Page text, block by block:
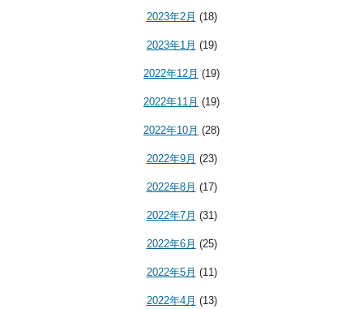
2023年2月 (18)
2023年1月 (19)
2022年12月 (19)
2022年11月 (19)
2022年10月 (28)
2022年9月 (23)
2022年8月 (17)
2022年7月 (31)
2022年6月 (25)
2022年5月 (11)
2022年4月 (13)